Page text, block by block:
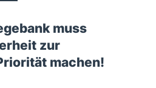
muss
zur
machen!